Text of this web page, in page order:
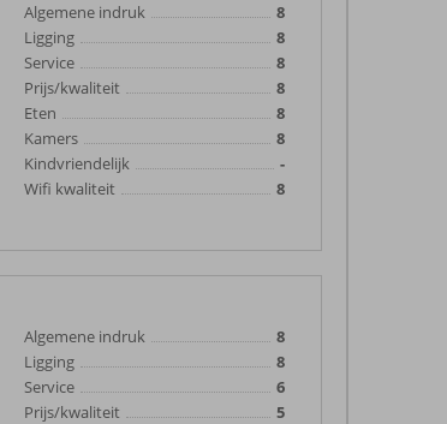
Algemene indruk
8
Ligging
8
Service
8
Prijs/kwaliteit
8
Eten
8
Kamers
8
Kindvriendelijk
-
Wifi kwaliteit
8
Algemene indruk
8
Ligging
8
Service
6
Prijs/kwaliteit
5